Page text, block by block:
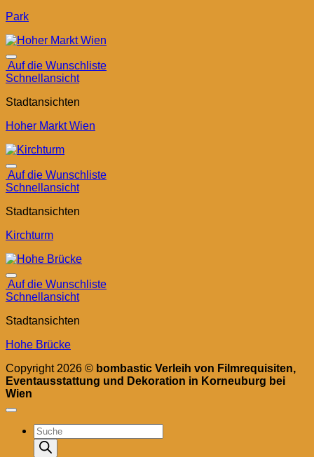
Park
Auf die Wunschliste
Schnellansicht
Stadtansichten
Hoher Markt Wien
Auf die Wunschliste
Schnellansicht
Stadtansichten
Kirchturm
Auf die Wunschliste
Schnellansicht
Stadtansichten
Hohe Brücke
Copyright 2026 © bombastic Verleih von Filmrequisiten,
Eventausstattung und Dekoration in Korneuburg bei
Wien
Products
search